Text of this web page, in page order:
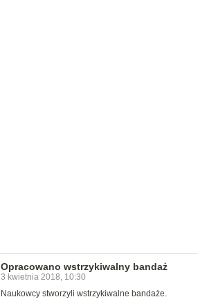
Opracowano wstrzykiwalny bandaż
3 kwietnia 2018, 10:30
Naukowcy stworzyli wstrzykiwalne bandaże.